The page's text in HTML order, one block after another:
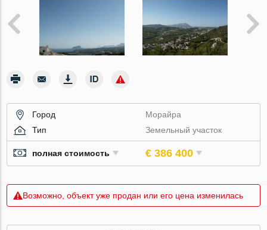
Город
Морайра
Тип
Земельный участок
полная стоимость € 386 400
Возможно, объект уже продан или его цена изменилась